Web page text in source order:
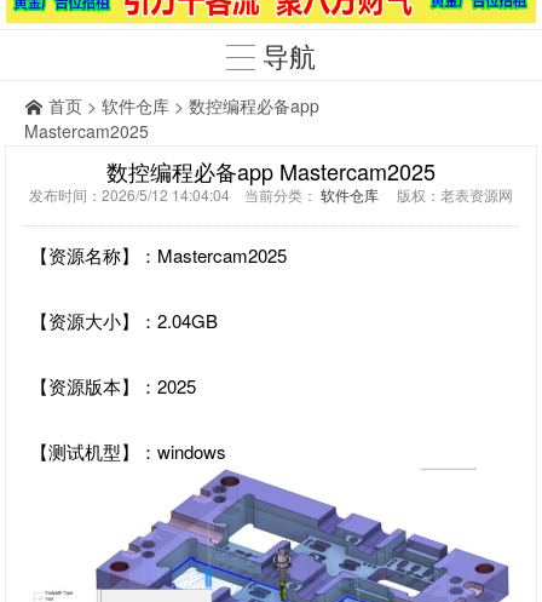
导航
首页 > 软件仓库 > 数控编程必备app
Mastercam2025
数控编程必备app Mastercam2025
发布时间：2026/5/12 14:04:04 当前分类： 软件仓库 版权：老表资源网
【资源名称】：Mastercam2025
【资源大小】：2.04GB
【资源版本】：2025
【测试机型】：windows